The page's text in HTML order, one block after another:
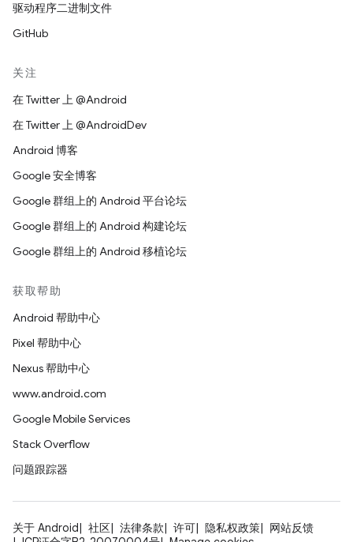
驱动程序二进制文件
GitHub
关注
在 Twitter 上 @Android
在 Twitter 上 @AndroidDev
Android 博客
Google 安全博客
Google 群组上的 Android 平台论坛
Google 群组上的 Android 构建论坛
Google 群组上的 Android 移植论坛
获取帮助
Android 帮助中心
Pixel 帮助中心
Nexus 帮助中心
www.android.com
Google Mobile Services
Stack Overflow
问题跟踪器
关于 Android 社区 法律条款 许可 隐私权政策
网站反馈